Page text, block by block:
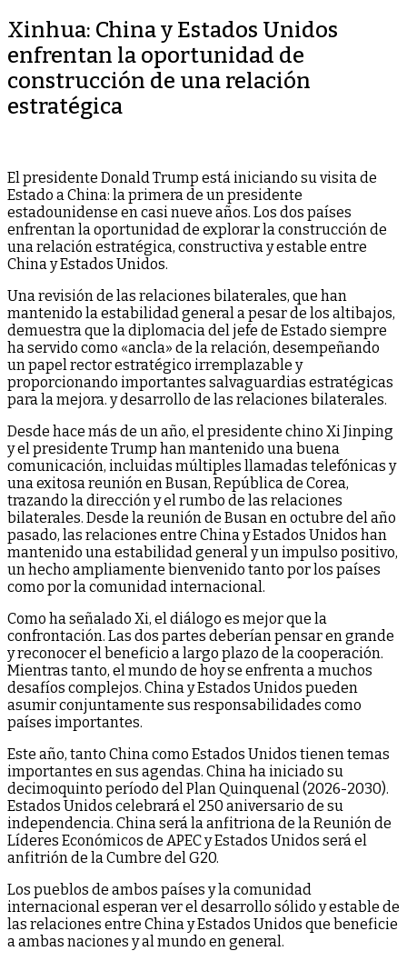
Xinhua: China y Estados Unidos
enfrentan la oportunidad de
construcción de una relación
estratégica
El presidente Donald Trump está iniciando su visita de
Estado a China: la primera de un presidente
estadounidense en casi nueve años. Los dos países
enfrentan la oportunidad de explorar la construcción de
una relación estratégica, constructiva y estable entre
China y Estados Unidos.
Una revisión de las relaciones bilaterales, que han
mantenido la estabilidad general a pesar de los altibajos,
demuestra que la diplomacia del jefe de Estado siempre
ha servido como «ancla» de la relación, desempeñando
un papel rector estratégico irremplazable y
proporcionando importantes salvaguardias estratégicas
para la mejora. y desarrollo de las relaciones bilaterales.
Desde hace más de un año, el presidente chino Xi Jinping
y el presidente Trump han mantenido una buena
comunicación, incluidas múltiples llamadas telefónicas y
una exitosa reunión en Busan, República de Corea,
trazando la dirección y el rumbo de las relaciones
bilaterales. Desde la reunión de Busan en octubre del año
pasado, las relaciones entre China y Estados Unidos han
mantenido una estabilidad general y un impulso positivo,
un hecho ampliamente bienvenido tanto por los países
como por la comunidad internacional.
Como ha señalado Xi, el diálogo es mejor que la
confrontación. Las dos partes deberían pensar en grande
y reconocer el beneficio a largo plazo de la cooperación.
Mientras tanto, el mundo de hoy se enfrenta a muchos
desafíos complejos. China y Estados Unidos pueden
asumir conjuntamente sus responsabilidades como
países importantes.
Este año, tanto China como Estados Unidos tienen temas
importantes en sus agendas. China ha iniciado su
decimoquinto período del Plan Quinquenal (2026-2030).
Estados Unidos celebrará el 250 aniversario de su
independencia. China será la anfitriona de la Reunión de
Líderes Económicos de APEC y Estados Unidos será el
anfitrión de la Cumbre del G20.
Los pueblos de ambos países y la comunidad
internacional esperan ver el desarrollo sólido y estable de
las relaciones entre China y Estados Unidos que beneficie
a ambas naciones y al mundo en general.